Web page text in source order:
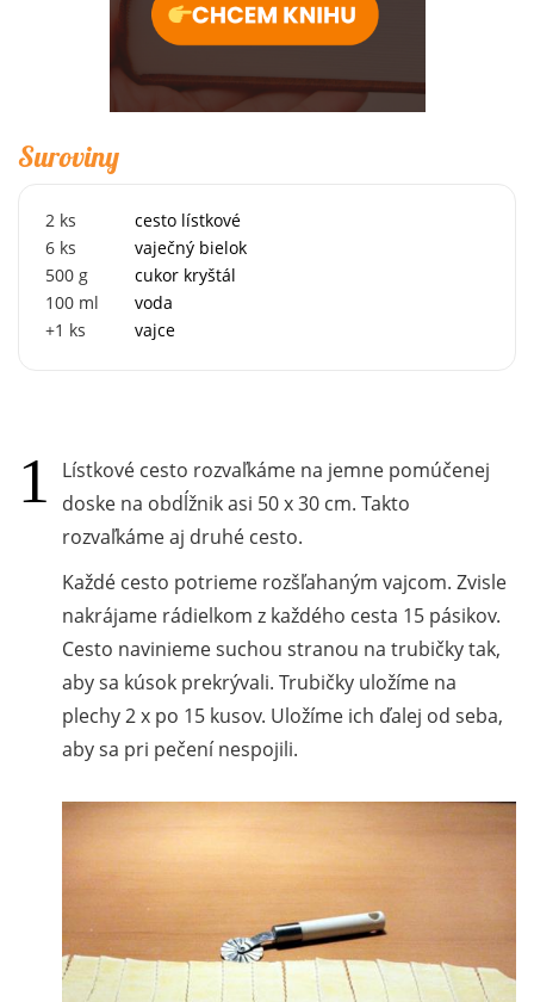
Suroviny
2 ks
cesto lístkové
6 ks
vaječný bielok
500 g
cukor kryštál
100 ml
voda
+1 ks vajce
Lístkové cesto rozvaľkáme na jemne pomúčenej
doske na obdĺžnik asi 50 x 30 cm. Takto
rozvaľkáme aj druhé cesto.
Každé cesto potrieme rozšľahaným vajcom. Zvisle
nakrájame rádielkom z každého cesta 15 pásikov.
Cesto navinieme suchou stranou na trubičky tak,
aby sa kúsok prekrývali. Trubičky uložíme na
plechy 2 x po 15 kusov. Uložíme ich ďalej od seba,
aby sa pri pečení nespojili.